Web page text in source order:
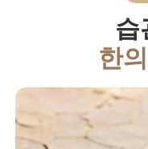
습
한